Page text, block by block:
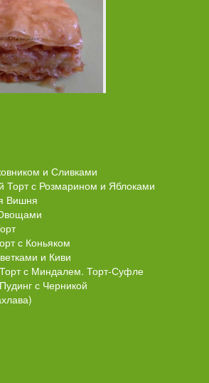
и Сливками
Торт с Розмарином и Яблоками
Вишня
с Коньяком
и Киви
с Миндалем. Торт-Суфле
с Черникой